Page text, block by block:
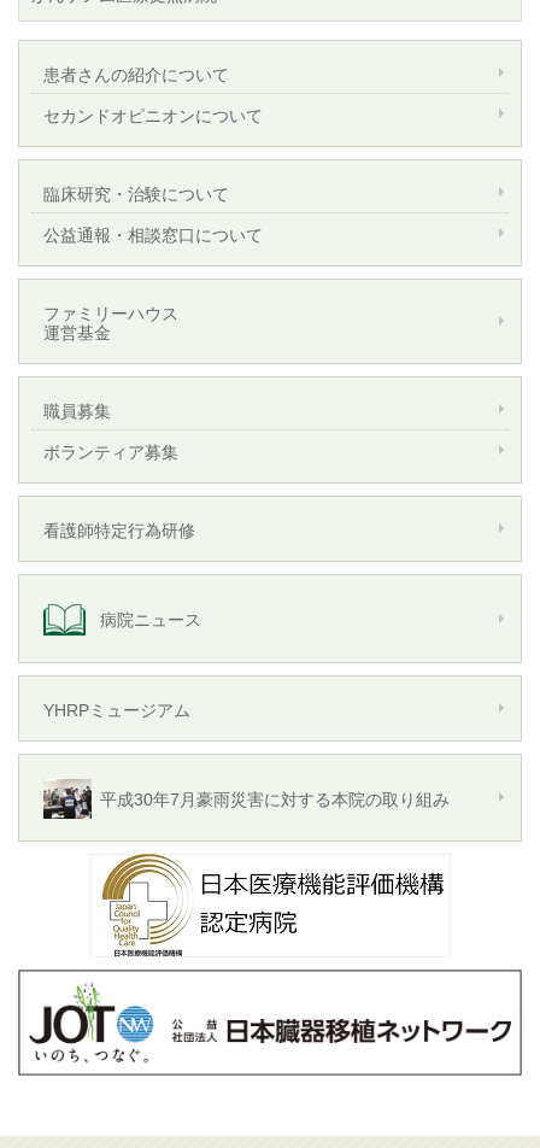
患者さんの紹介について
セカンドオピニオンについて
臨床研究・治験について
公益通報・相談窓口について
ファミリーハウス
運営基金
職員募集
ボランティア募集
看護師特定行為研修
病院ニュース
YHRPミュージアム
平成30年7月豪雨災害に対する本院の取り組み